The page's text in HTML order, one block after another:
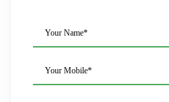
Your Name*
Your Mobile*